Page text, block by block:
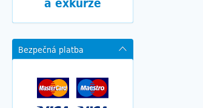
Bezpečná platba